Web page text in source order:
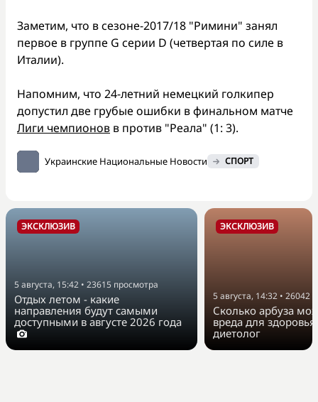
Заметим, что в сезоне-2017/18 "Римини" занял
первое в группе G серии D (четвертая по силе в
Италии).
Напомним, что 24-летний немецкий голкипер
допустил две грубые ошибки в финальном матче
Лиги чемпионов в против "Реала" (1: 3).
Украинские Национальные Новости СПОРТ
ЭКСКЛЮЗИВ
5 августа, 15:42 • 23615 просмотра
Отдых летом - какие
направления будут самыми
доступными в августе 2026 года
ЭКСКЛЮЗИВ
5 августа, 14:32 • 26042
Сколько арбуза
вреда для
диетолог